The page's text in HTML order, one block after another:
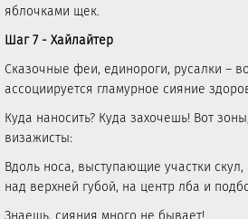
яблочками щек.
Шаг 7 - Хайлайтер
Сказочные феи, единороги, русалки –
ассоциируется гламурное сияние
Куда наносить? Куда захочешь! Вот
визажисты:
Вдоль носа, выступающие участки скул,
над верхней губой, на центр лба и
Знаешь, сияния много не бывает!